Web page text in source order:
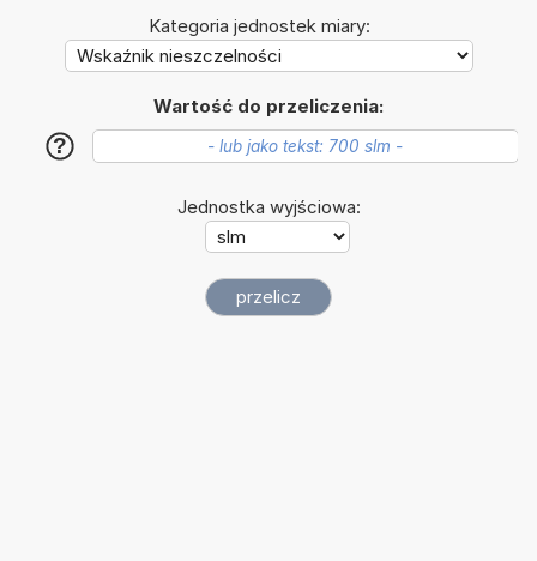
Kategoria jednostek miary:
Wartość do przeliczenia:
?
Jednostka wyjściowa: